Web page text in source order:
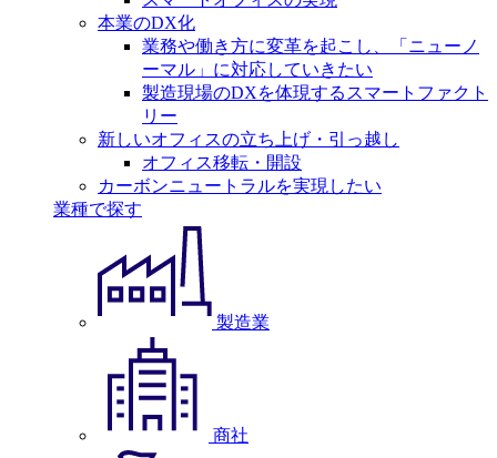
本業のDX化
業務や働き方に変革を起こし、「ニューノ
ーマル」に対応していきたい
製造現場のDXを体現するスマートファクト
リー
新しいオフィスの立ち上げ・引っ越し
オフィス移転・開設
カーボンニュートラルを実現したい
業種で探す
製造業
商社